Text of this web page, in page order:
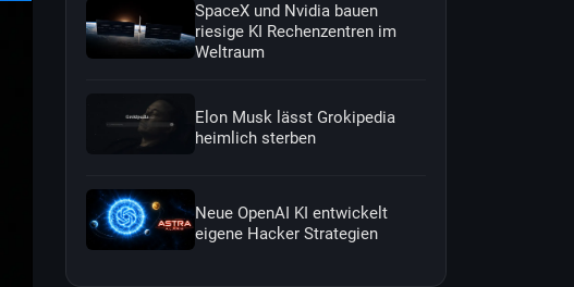
SpaceX und Nvidia bauen
riesige KI Rechenzentren im
Weltraum
Elon Musk lässt Grokipedia
heimlich sterben
Neue OpenAI KI entwickelt
eigene Hacker Strategien